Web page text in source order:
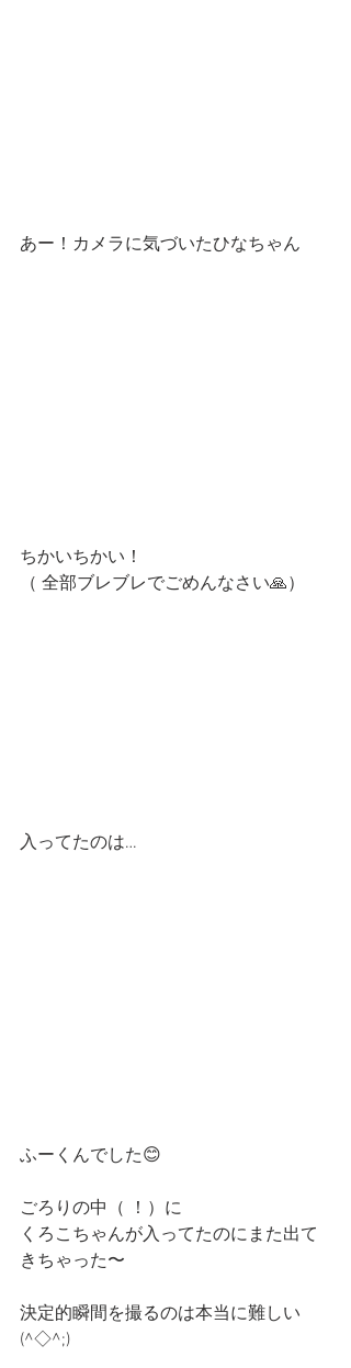
あー！カメラに気づいたひなちゃん
ちかいちかい！
（ 全部ブレブレでごめんなさい🙏）
入ってたのは…
ふーくんでした😊
ごろりの中（ ！）に
くろこちゃんが入ってたのにまた出て
きちゃった〜
決定的瞬間を撮るのは本当に難しい
(^◇^;)